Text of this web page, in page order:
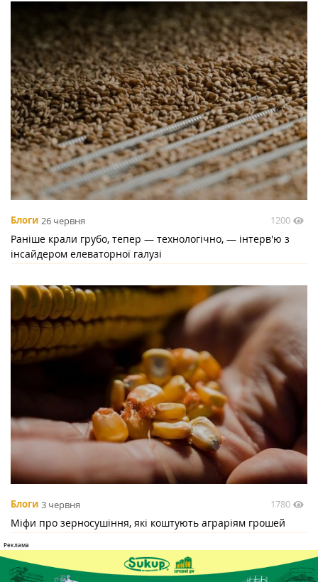
Блоги 26 червня 1200
Раніше крали грубо, тепер — технологічно, — інтерв'ю з
інсайдером елеваторної галузі
Блоги 3 червня 1780
Міфи про зерносушіння, які коштують аграріям грошей